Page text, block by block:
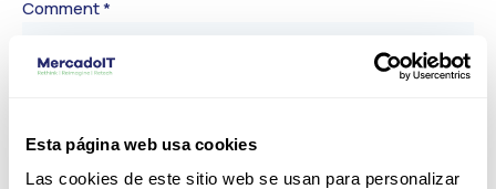
Esta página web usa cookies
Las cookies de este sitio web se usan para personalizar
Comment*